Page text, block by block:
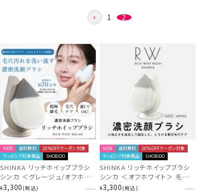
1 2
NEW 送料無料
20％OFFクーポン対象
ラッピング対象商品
SHOBIDO
SHINKA リッチホイップブラシ
シンカ ＜グレージュ/オフホワ
イト/ブラック＞ 毛穴洗浄 とろ
¥3,300 税込
NEW 送料無料
20％OFFクーポン対象
ラッピング対象商品
SHOBIDO
SHINKA リッチホイップブラシ
シンカ ＜オフホワイト＞ 毛穴
洗浄 とろける濃密な泡×超極
¥3,300 税込